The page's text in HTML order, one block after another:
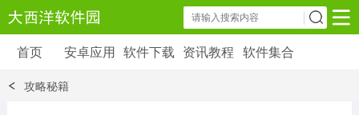
安卓应用 软件下载 资讯教程
首页 安卓应用 软件下载 资讯教程 软件集合
攻略秘籍